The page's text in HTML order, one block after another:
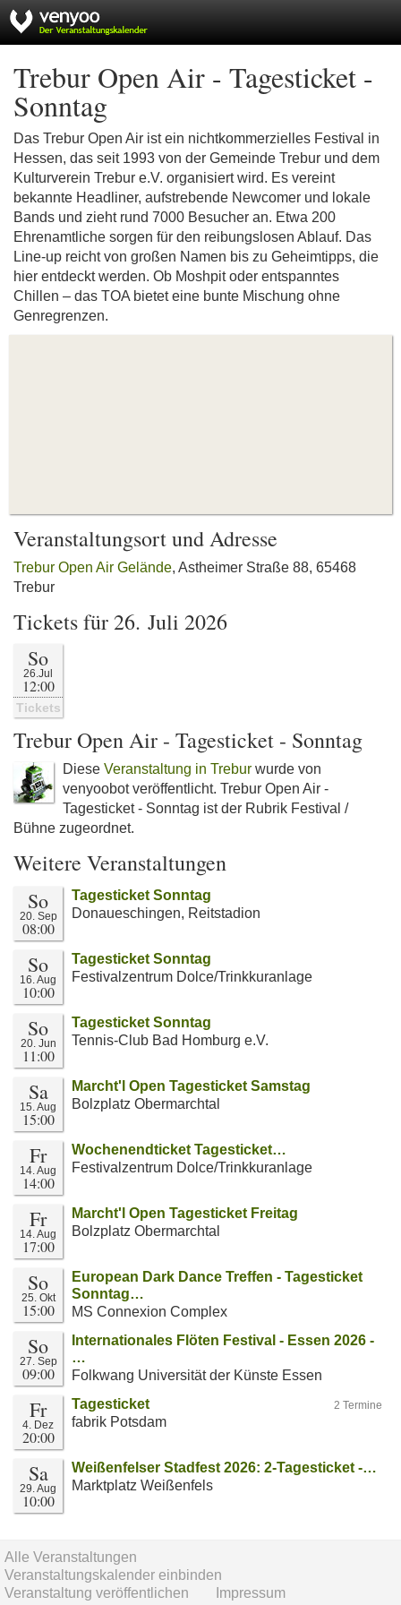
Trebur Open Air - Tagesticket -
Sonntag
Das Trebur Open Air ist ein nichtkommerzielles Festival in
Hessen, das seit 1993 von der Gemeinde Trebur und dem
Kulturverein Trebur e.V. organisiert wird. Es vereint
bekannte Headliner, aufstrebende Newcomer und lokale
Bands und zieht rund 7000 Besucher an. Etwa 200
Ehrenamtliche sorgen für den reibungslosen Ablauf. Das
Line-up reicht von großen Namen bis zu Geheimtipps, die
hier entdeckt werden. Ob Moshpit oder entspanntes
Chillen – das TOA bietet eine bunte Mischung ohne
Genregrenzen.
Veranstaltungsort und Adresse
Trebur Open Air Gelände, Astheimer Straße 88, 65468
Trebur
Tickets für 26. Juli 2026
So
26.Jul
12:00
Tickets
Trebur Open Air - Tagesticket - Sonntag
Diese Veranstaltung in Trebur wurde von
venyoobot veröffentlicht. Trebur Open Air -
Tagesticket - Sonntag ist der Rubrik Festival /
Bühne zugeordnet.
Weitere Veranstaltungen
So
20. Sep
08:00
Tagesticket Sonntag
Donaueschingen, Reitstadion
So
16. Aug
10:00
Tagesticket Sonntag
Festivalzentrum Dolce/Trinkkuranlage
So
20. Jun
11:00
Tagesticket Sonntag
Tennis-Club Bad Homburg e.V.
Sa
15. Aug
15:00
Marcht'l Open Tagesticket Samstag
Bolzplatz Obermarchtal
Fr
14. Aug
14:00
Wochenendticket Tagesticket…
Festivalzentrum Dolce/Trinkkuranlage
Fr
14. Aug
17:00
Marcht'l Open Tagesticket Freitag
Bolzplatz Obermarchtal
So
25. Okt
15:00
European Dark Dance Treffen - Tagesticket
Sonntag…
MS Connexion Complex
So
27. Sep
09:00
Internationales Flöten Festival - Essen 2026 -
…
Folkwang Universität der Künste Essen
Fr
4. Dez
20:00
2 Termine
Tagesticket
fabrik Potsdam
Sa
29. Aug
10:00
Weißenfelser Stadfest 2026: 2-Tagesticket -…
Marktplatz Weißenfels
Alle Veranstaltungen
Veranstaltungskalender einbinden
Veranstaltung veröffentlichen
Impressum